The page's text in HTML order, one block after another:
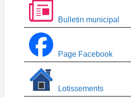
Bulletin municipal
Page Facebook
Lotissements